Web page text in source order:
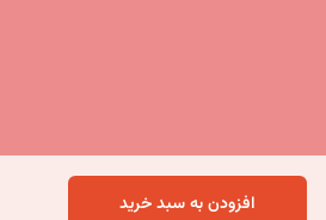
افزودن به سبد خرید